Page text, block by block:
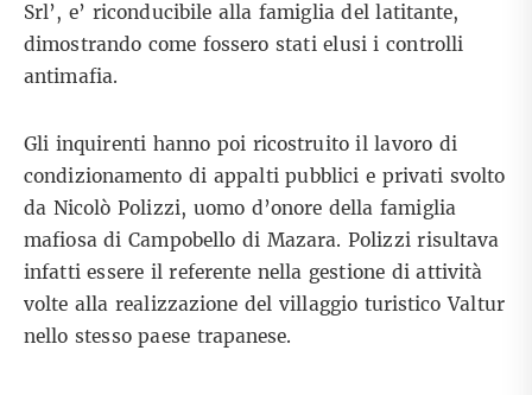
Srl’, e’ riconducibile alla famiglia del latitante,
dimostrando come fossero stati elusi i controlli
antimafia.
Gli inquirenti hanno poi ricostruito il lavoro di
condizionamento di appalti pubblici e privati svolto
da Nicolò Polizzi, uomo d’onore della famiglia
mafiosa di Campobello di Mazara. Polizzi risultava
infatti essere il referente nella gestione di attività
volte alla realizzazione del villaggio turistico Valtur
nello stesso paese trapanese.